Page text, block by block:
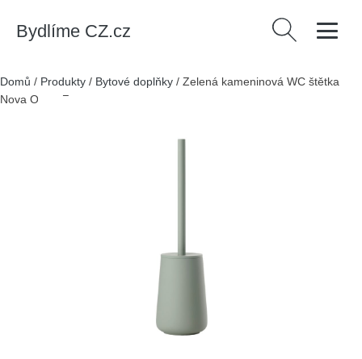
Bydlíme CZ.cz Vyhledávání
Domů / Produkty / Bytové doplňky / Zelená kameninová WC štětka
Nova One - Zone